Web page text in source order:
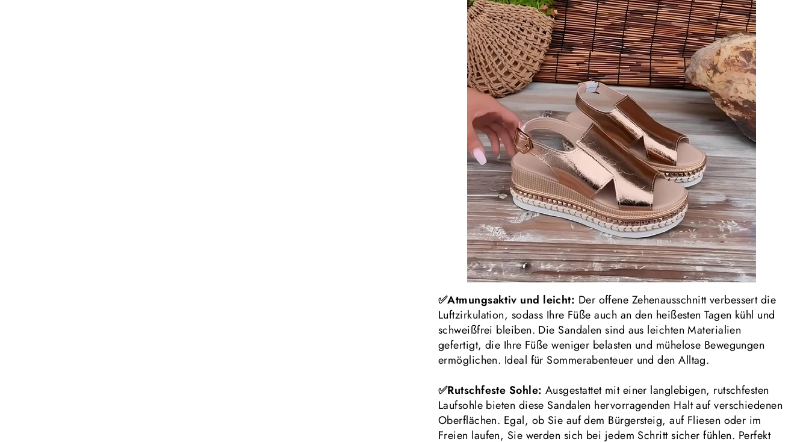
✅Atmungsaktiv und leicht: Der offene Zehenausschnitt verbessert die
Luftzirkulation, sodass Ihre Füße auch an den heißesten Tagen kühl und
schweißfrei bleiben. Die Sandalen sind aus leichten Materialien
gefertigt, die Ihre Füße weniger belasten und mühelose Bewegungen
ermöglichen. Ideal für Sommerabenteuer und den Alltag.
✅Rutschfeste Sohle: Ausgestattet mit einer langlebigen, rutschfesten
Laufsohle bieten diese Sandalen hervorragenden Halt auf verschiedenen
Oberflächen. Egal, ob Sie auf dem Bürgersteig, auf Fliesen oder im
Freien laufen, Sie werden sich bei jedem Schritt sicher fühlen. Perfekt